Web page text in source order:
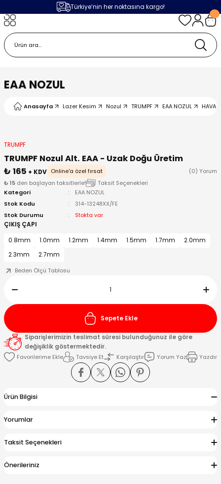
Türkiye’nin her noktasına kargo!
EAA NOZUL
Anasayfa Lazer Kesim Nozul TRUMPF EAA NOZUL HAVA
TRUMPF
TRUMPF Nozul Alt. EAA - Uzak Doğu Üretim
₺ 165 + KDV Online'a özel fırsat
(0) Yorum
₺ 15 den başlayan taksitlerle!
Taksit Seçenekleri
Kategori
EAA NOZUL
Stok Kodu
314-13248XX/FE
Stok Durumu
Stokta var
ÇIKIŞ ÇAPI
0.8mm
1.0mm 1.2mm 1.4mm 1.5mm 1.7mm
2.0mm
2.3mm
2.7mm
Beden Ölçü Tablosu
Sepete Ekle
Siparişlerimizin teslimat süresi bulunduğunuz ile göre
değişiklik göstermektedir.
Tavsiye Et
Karşılaştır Yorum Yaz Yazdır
Ürün Bilgisi
Yorumlar
Taksit Seçenekleri
Önerileriniz
Geri Dön
Parçaları
Ürünleri
Geri Dön
Geri Dön
Geri Dön